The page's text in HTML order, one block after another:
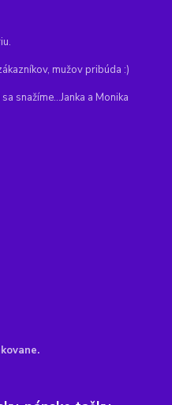
mužov pribúda :)
snažíme...Janka a Monika